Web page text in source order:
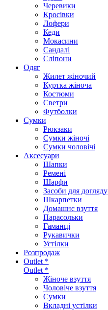
Черевики
Кросівки
Лофери
Кеди
Мокасини
Сандалі
Сліпони
Одяг
Жилет жіночий
Куртка жіноча
Костюми
Светри
Футболки
Сумки
Рюкзаки
Сумки жіночі
Сумки чоловічі
Аксеcуари
Шапки
Ремені
Шарфи
Засоби для догляду
Шкарпетки
Домашнє взуття
Парасольки
Гаманці
Рукавички
Устілки
Розпродаж
Outlet *
Outlet *
Жіноче взуття
Чоловіче взуття
Сумки
Вкладні устілки